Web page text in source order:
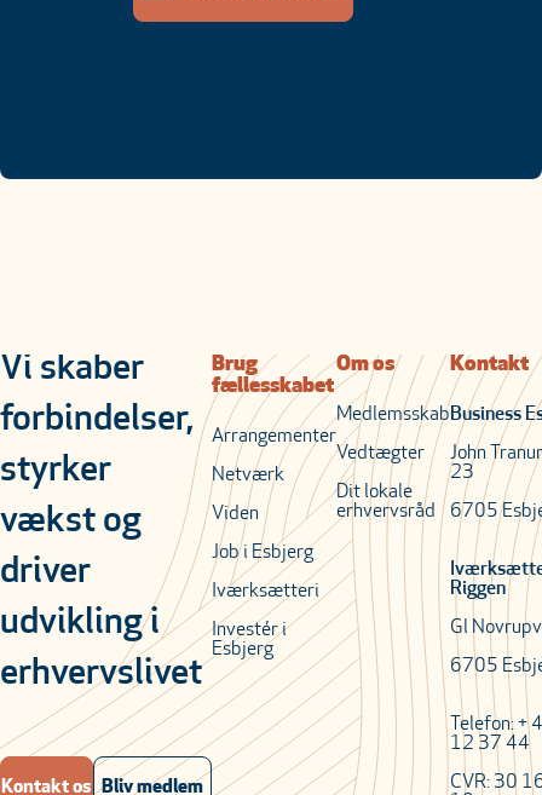
Vi skaber
forbindelser,
styrker
vækst og
driver
udvikling i
erhvervslivet
Kontakt os Bliv medlem
Brug
fællesskabet
Arrangementer
Netværk
Viden
Job i Esbjerg
Iværksætteri
Investér i
Esbjerg
Om os
Medlemsskab
Vedtægter
Dit lokale
erhvervsråd
Kontakt
Business
John
23
6705
Riggen
Gl
6705
Telefon: +
12 37 44
CVR: 30